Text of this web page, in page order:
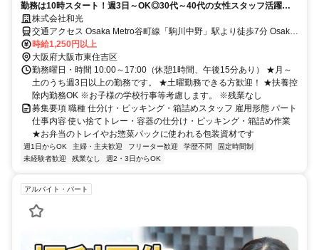
勤務は10時スタート！週3日～OK◎30代～40代の女性スタッフ活躍
中！土曜勤務できる方急募！
株式会社和光
交通アクセス Osaka Metro谷町線「駒川中野」駅より徒歩7分 Osaka
Metro谷町線「平野」駅より徒歩10分 近鉄南大阪線「針中野」駅より
徒歩10分 ☆バイク・自転車通勤OK！
時給1,250円以上
大阪府大阪市東住吉区
勤務曜日・時間 10:00～17:00（休憩1時間、午後15分あり） ★月～
土のうち週3日以上の勤務です。 ★土曜勤務できる方歓迎！ ★扶養控
除内勤務OK ※お子様の学校行事等考慮します。 ※残業なし
募集要項 職種 仕分け・ピッキング・箱詰めスタッフ 雇用形態 パート
仕事内容 使い捨てトレー・容器の仕分け・ピッキング・箱詰め作業
★お弁当のトレイやお惣菜パックに使われる包装資材です
週1日からOK 主婦・主夫歓迎 フリーター歓迎 学歴不問
固定時間制
未経験者歓迎
残業なし 週2・3日からOK
アルバイト・パート